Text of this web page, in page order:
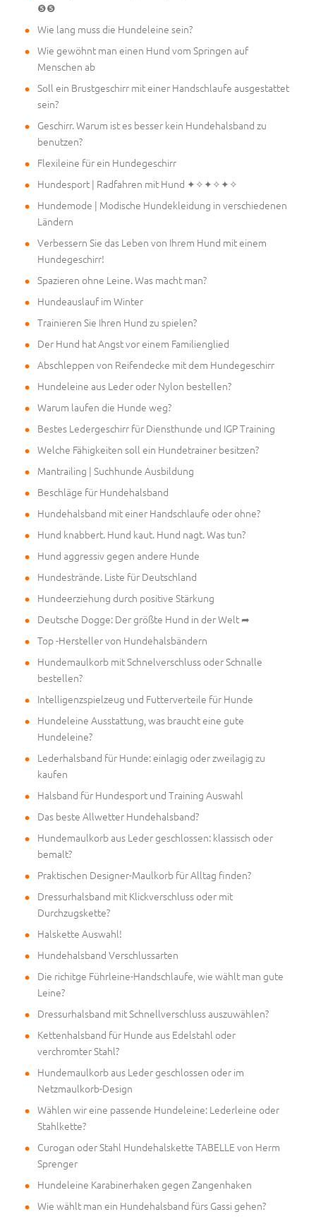
❺❺
Wie lang muss die Hundeleine sein?
Wie gewöhnt man einen Hund vom Springen auf
Menschen ab
Soll ein Brustgeschirr mit einer Handschlaufe ausgestattet
sein?
Geschirr. Warum ist es besser kein Hundehalsband zu
benutzen?
Flexileine für ein Hundegeschirr
Hundesport | Radfahren mit Hund ✦✧✦✧✦✧
Hundemode | Modische Hundekleidung in verschiedenen
Ländern
Verbessern Sie das Leben von Ihrem Hund mit einem
Hundegeschirr!
Spazieren ohne Leine. Was macht man?
Hundeauslauf im Winter
Trainieren Sie Ihren Hund zu spielen?
Der Hund hat Angst vor einem Familienglied
Abschleppen von Reifendecke mit dem Hundegeschirr
Hundeleine aus Leder oder Nylon bestellen?
Warum laufen die Hunde weg?
Bestes Ledergeschirr für Diensthunde und IGP Training
Welche Fähigkeiten soll ein Hundetrainer besitzen?
Mantrailing | Suchhunde Ausbildung
Beschläge für Hundehalsband
Hundehalsband mit einer Handschlaufe oder ohne?
Hund knabbert. Hund kaut. Hund nagt. Was tun?
Hund aggressiv gegen andere Hunde
Hundestrände. Liste für Deutschland
Hundeerziehung durch positive Stärkung
Deutsche Dogge: Der größte Hund in der Welt ➦
Top -Hersteller von Hundehalsbändern
Hundemaulkorb mit Schnelverschluss oder Schnalle
bestellen?
Intelligenzspielzeug und Futterverteile für Hunde
Hundeleine Ausstattung, was braucht eine gute
Hundeleine?
Lederhalsband für Hunde: einlagig oder zweilagig zu
kaufen
Halsband für Hundesport und Training Auswahl
Das beste Allwetter Hundehalsband?
Hundemaulkorb aus Leder geschlossen: klassisch oder
bemalt?
Praktischen Designer-Maulkorb für Alltag finden?
Dressurhalsband mit Klickverschluss oder mit
Durchzugskette?
Halskette Auswahl!
Hundehalsband Verschlussarten
Die richitge Führleine-Handschlaufe, wie wählt man gute
Leine?
Dressurhalsband mit Schnellverschluss auszuwählen?
Kettenhalsband für Hunde aus Edelstahl oder
verchromter Stahl?
Hundemaulkorb aus Leder geschlossen oder im
Netzmaulkorb-Design
Wählen wir eine passende Hundeleine: Lederleine oder
Stahlkette?
Curogan oder Stahl Hundehalskette TABELLE von Herm
Sprenger
Hundeleine Karabinerhaken gegen Zangenhaken
Wie wählt man ein Hundehalsband fürs Gassi gehen?